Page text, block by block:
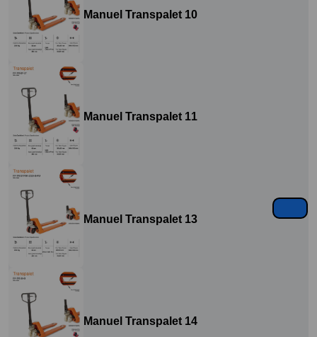
Manuel Transpalet 10
Manuel Transpalet 11
Manuel Transpalet 13
Manuel Transpalet 14